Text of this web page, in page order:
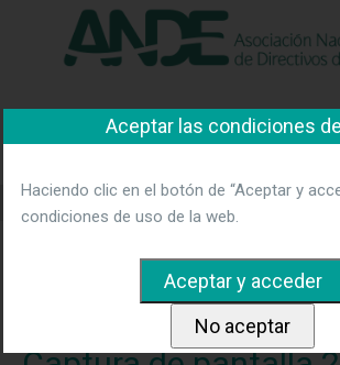
"Ver política"
Asociación Nacional de
Directivos de
Nacional de Hospitales y Gestión Sanitaria.
2026-06-25 a las 16.20.36
Aceptar las condiciones
Haciendo clic en el botón de “Aceptar y
condiciones de uso de la web.